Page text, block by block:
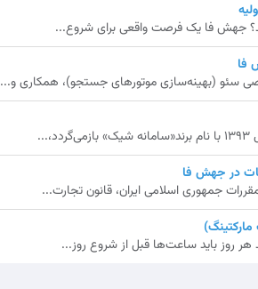
جهش فا یک فرصت واقعی برای شروع...
سئو (بهینه‌سازی موتورهای جستجو)، همکاری و...
در جهش فا
جمهوری اسلامی ایران، قانون تجارت...
روز باید ساعت‌ها قبل از شروع روز...